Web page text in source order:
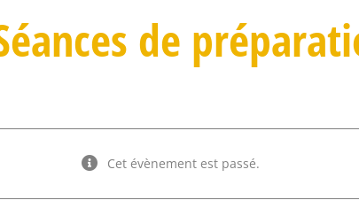
de
Cet évènement est passé.